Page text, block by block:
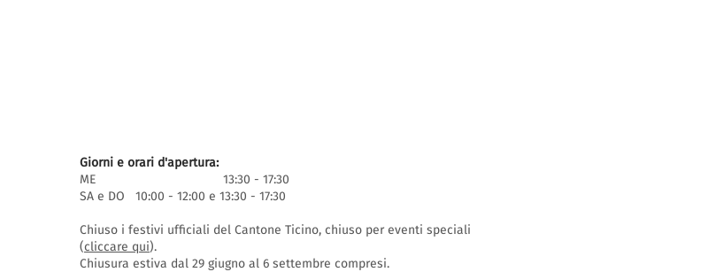
Giorni e orari d'apertura:
ME 13:30 - 17:30
SA e DO 10:00 - 12:00 e 13:30 - 17:30
Chiuso i festivi ufficiali del Cantone Ticino, chiuso per eventi speciali
(cliccare qui).
Chiusura estiva dal 29 giugno al 6 settembre compresi.